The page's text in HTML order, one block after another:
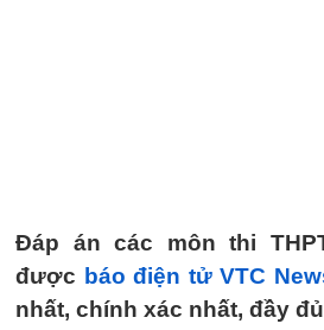
Đáp án các môn thi
được báo điện tử VTC
nhất, chính xác nhất, đầy